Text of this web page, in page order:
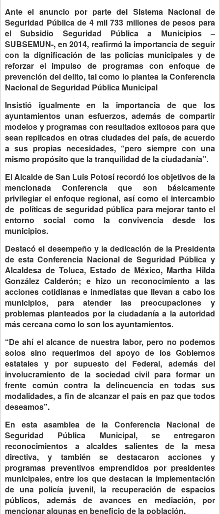
Ante el anuncio por parte del Sistema Nacional de
Seguridad Pública de 4 mil 733 millones de pesos para
el Subsidio Seguridad Pública a Municipios –
SUBSEMUN-, en 2014, reafirmó la importancia de seguir
con la dignificación de las policías municipales y de
reforzar el impulso de programas con enfoque de
prevención del delito, tal como lo plantea la Conferencia
Nacional de Seguridad Pública Municipal
Insistió igualmente en la importancia de que los
ayuntamientos unan esfuerzos, además de compartir
modelos y programas con resultados exitosos para que
sean replicados en otras ciudades del país, de acuerdo
a sus propias necesidades, “pero siempre con una
mismo propósito que la tranquilidad de la ciudadanía”.
El Alcalde de San Luis Potosí recordó los objetivos de la
mencionada Conferencia que son básicamente
privilegiar el enfoque regional, así como el intercambio
de políticas de seguridad pública para mejorar tanto el
entorno social como la convivencia desde los
municipios.
Destacó el desempeño y la dedicación de la Presidenta
de esta Conferencia Nacional de Seguridad Pública y
Alcaldesa de Toluca, Estado de México, Martha Hilda
González Calderón; e hizo un reconocimiento a las
acciones cotidianas e inmediatas que llevan a cabo los
municipios, para atender las preocupaciones y
problemas planteados por la ciudadanía a la autoridad
más cercana como lo son los ayuntamientos.
“De ahí el alcance de nuestra labor, pero no podemos
solos sino requerimos del apoyo de los Gobiernos
estatales y por supuesto del Federal, además del
involucramiento de la sociedad civil para formar un
frente común contra la delincuencia en todas sus
modalidades, a fin de alcanzar el país en paz que todos
deseamos”.
En esta asamblea de la Conferencia Nacional de
Seguridad Pública Municipal, se entregaron
reconocimientos a alcaldes salientes de la mesa
directiva, y también se destacaron acciones y
programas preventivos emprendidos por presidentes
municipales, entre los que destacan la implementación
de una policía juvenil, la recuperación de espacios
públicos, además de avances en mediación, por
mencionar algunas en beneficio de la población.